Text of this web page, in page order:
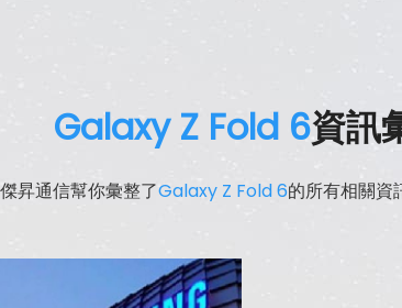
Galaxy Z Fold 6資訊
昇通信幫你彙整了Galaxy Z Fold 6的所有相關資